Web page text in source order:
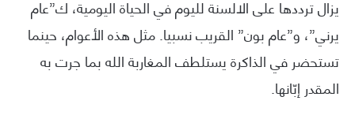
يزال ترددها على الالسنة لليوم في الحياة اليومية، ك”عام
يرني”، و”عام بون” القريب نسبيا. مثل هذه الأعوام، حينما
تستحضر في الذاكرة يستلطف المغاربة الله بما جرت به
المقدر إبّانها.